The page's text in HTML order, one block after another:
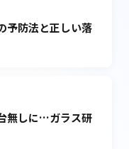
予防法と正しい落
無しに…ガラス研